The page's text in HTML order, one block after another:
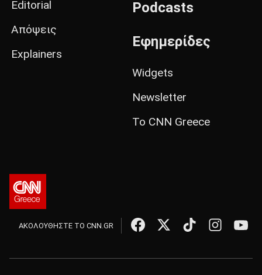
Editorial
Απόψεις
Explainers
Podcasts
Εφημερίδες
Widgets
Newsletter
Το CNN Greece
ΑΚΟΛΟΥΘΗΣΤΕ ΤΟ CNN.GR